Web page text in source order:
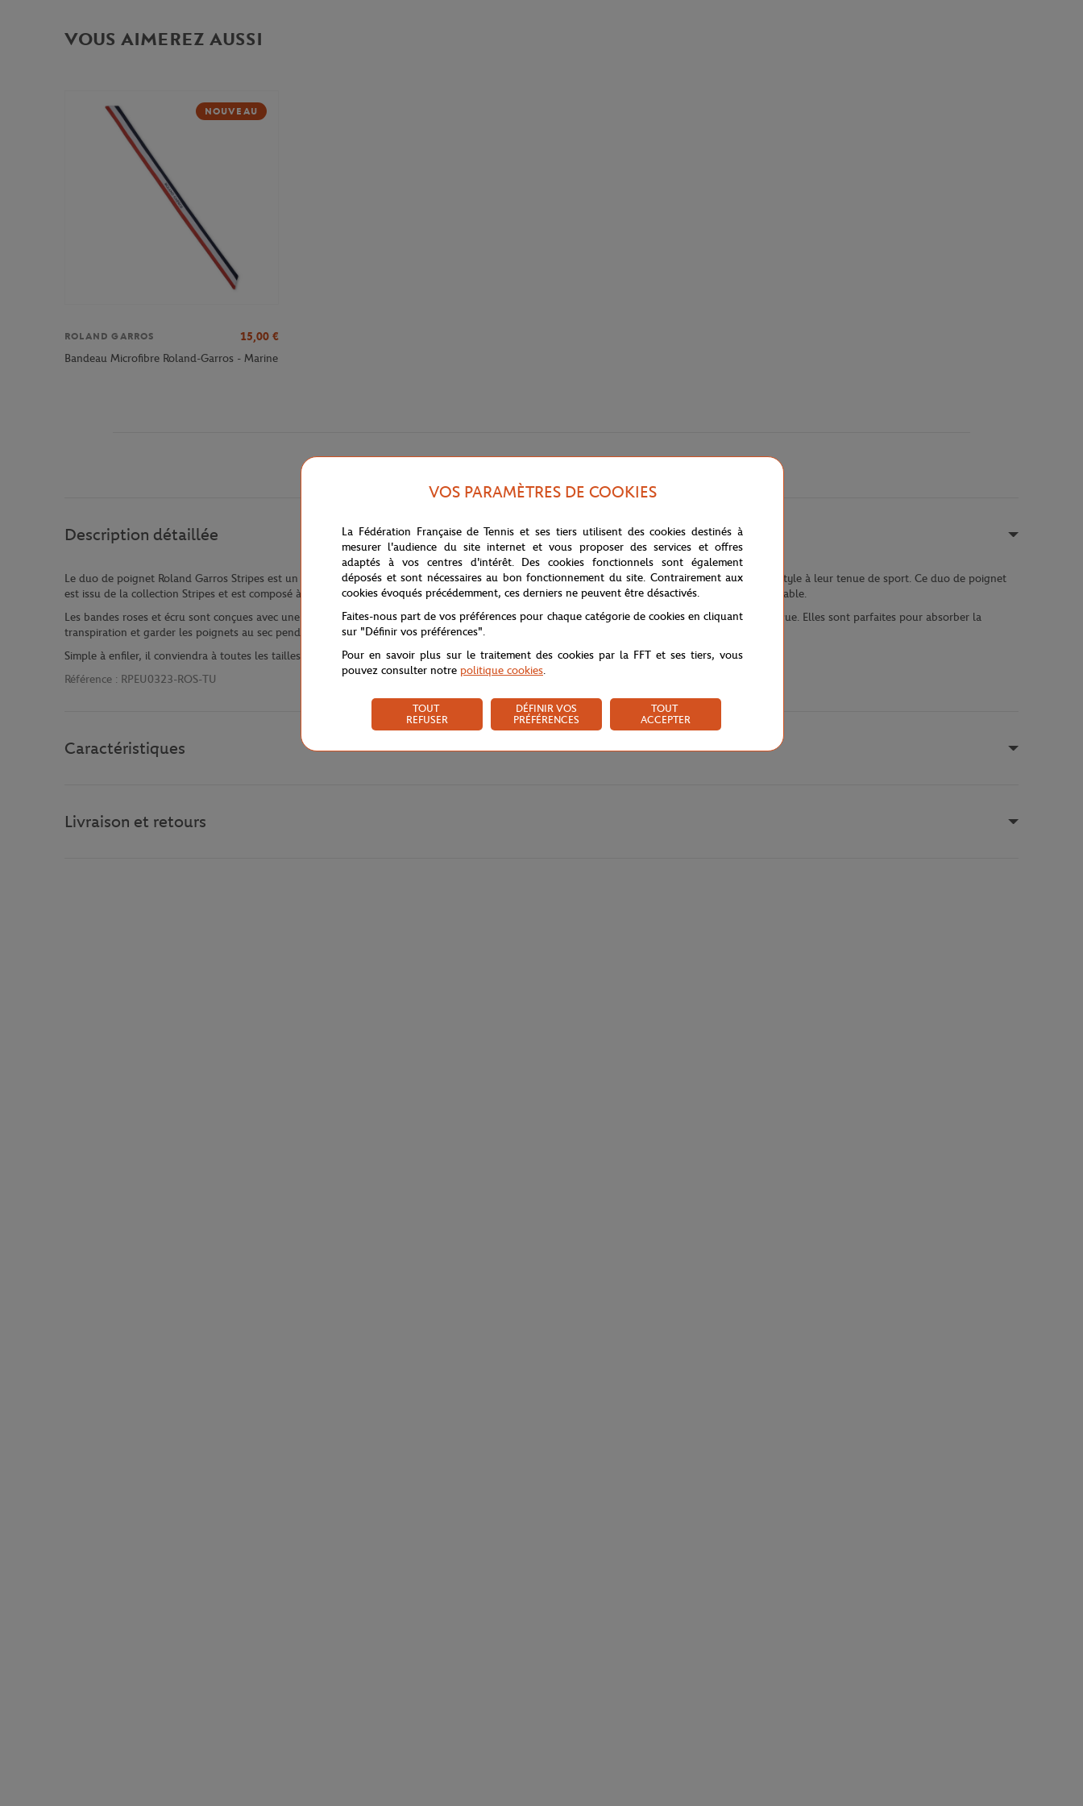
VOUS AIMEREZ AUSSI
NOUVEAU
ROLAND GARROS 15,00 €
Bandeau Microfibre Roland-Garros - Marine
Description détaillée
Le duo de poignet Roland Garros Stripes est un accessoire indispensable pour tous les amateurs de tennis qui cherchent à ajouter une touche de style à leur tenue de sport. Ce duo de poignet
est issu de la collection Stripes et est composé à 80% de coton, 12% d'élasthanne et 8% de polyester, ce qui en fait un produit confortable et durable.
Les bandes roses et écru sont conçues avec une finition ton sur ton du logo central Roland Garros, ce qui leur donne un look élégant et authentique. Elles sont parfaites pour absorber la
transpiration et garder les poignets au sec pendant les matchs de tennis.
Simple à enfiler, il conviendra à toutes les tailles de poignet. Il est également facile à entretenir, lavable en machine et résistant à la décoloration.
Référence : RPEU0323-ROS-TU
Caractéristiques
Livraison et retours
VOS PARAMÈTRES DE COOKIES
La Fédération Française de Tennis et ses tiers utilisent des cookies destinés à
mesurer l'audience du site internet et vous proposer des services et offres
adaptés à vos centres d'intérêt. Des cookies fonctionnels sont également
déposés et sont nécessaires au bon fonctionnement du site. Contrairement aux
cookies évoqués précédemment, ces derniers ne peuvent être désactivés.
Faites-nous part de vos préférences pour chaque catégorie de cookies en cliquant
sur "Définir vos préférences".
Pour en savoir plus sur le traitement des cookies par la FFT et ses tiers, vous
pouvez consulter notre politique cookies.
TOUT
REFUSER
DÉFINIR VOS
PRÉFÉRENCES
TOUT
ACCEPTER